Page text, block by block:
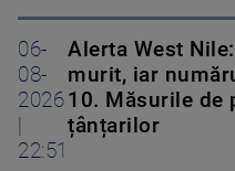
06-
08-
2026
22:51
Alerta West
murit, iar
10. Măsurile de
țânțarilor